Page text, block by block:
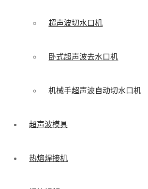
超声波切水口机
卧式超声波去水口机
机械手超声波自动切水口机
超声波模具
热熔焊接机